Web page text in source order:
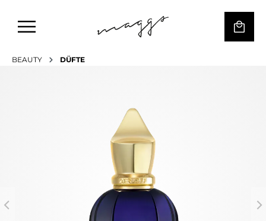
BEAUTY DÜFTE